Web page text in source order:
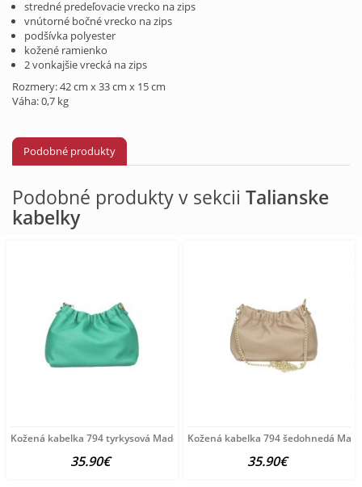
stredné predeľovacie vrecko na zips
vnútorné bočné vrecko na zips
podšívka polyester
kožené ramienko
2 vonkajšie vrecká na zips
Rozmery: 42 cm x 33 cm x 15 cm
Váha: 0,7 kg
Podobné produkty
Podobné produkty v sekcii Talianske
kabelky
Kožená kabelka 794 tyrkysová Made in Italy Tyrkysová
35.90€
Kožená kabelka 794 šedohnedá
35.90€